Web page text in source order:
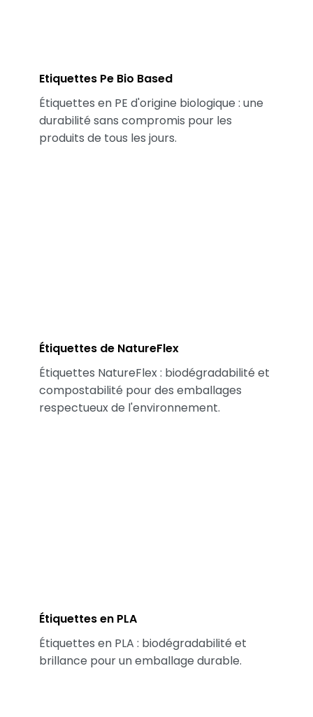
Etiquettes Pe Bio Based
Étiquettes en PE d'origine biologique : une
durabilité sans compromis pour les
produits de tous les jours.
Étiquettes de NatureFlex
Étiquettes NatureFlex : biodégradabilité et
compostabilité pour des emballages
respectueux de l'environnement.
Étiquettes en PLA
Étiquettes en PLA : biodégradabilité et
brillance pour un emballage durable.